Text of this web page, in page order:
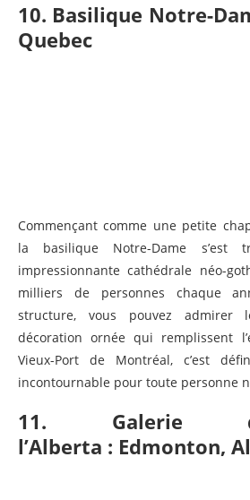
10. Basilique Notre-
Quebec
Commençant comme une petite
la basilique Notre-Dame s’est
impressionnante cathédrale néo-
milliers de personnes chaque
structure, vous pouvez admirer
décoration ornée qui remplissent
Vieux-Port de Montréal, c’est
incontournable pour toute personne
11. Galerie
l’Alberta : Edmonton,